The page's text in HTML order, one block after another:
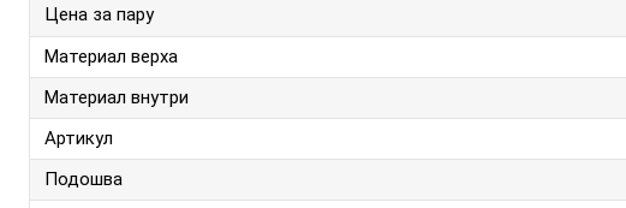
Цена за пару
Материал верха
Материал внутри
Артикул
Подошва